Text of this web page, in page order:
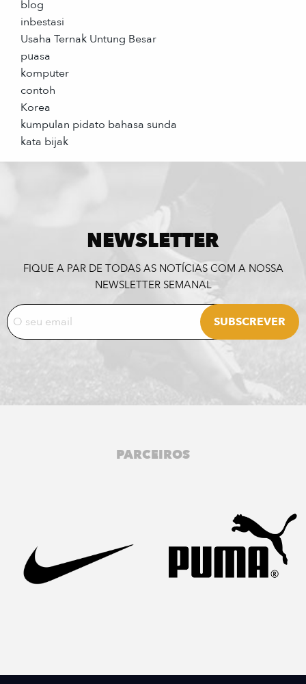
blog
inbestasi
Usaha Ternak Untung Besar
puasa
komputer
contoh
Korea
kumpulan pidato bahasa sunda
kata bijak
NEWSLETTER
FIQUE A PAR DE TODAS AS NOTÍCIAS COM A NOSSA
NEWSLETTER SEMANAL
PARCEIROS